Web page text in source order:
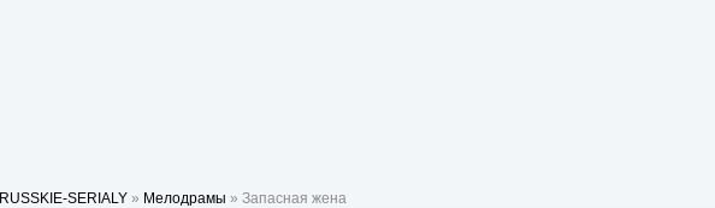
RUSSKIE-SERIALY » Мелодрамы » Запасная жена